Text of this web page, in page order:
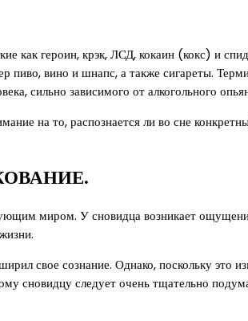
как героин, крэк, ЛСД, кокаин (кокс) и
пиво, вино и шнапс, а также сигареты.
сильно зависимого от алкогольного
на то, распознается ли во сне
миром. У сновидца возникает
свое сознание. Однако, поскольку это
следует очень тщательно